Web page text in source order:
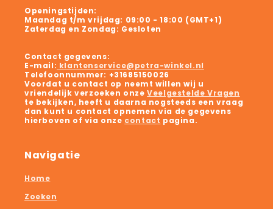
Openingstijden:
Maandag t/m vrijdag: 09:00 - 18:00 (GMT+1)
Zaterdag en Zondag: Gesloten
Contact gegevens:
E-mail: klantenservice@petra-winkel.nl
Telefoonnummer: +31685150026
Voordat u contact op neemt willen wij u
vriendelijk verzoeken onzeVeelgestelde Vragen
te bekijken, heeft u daarna nogsteeds een vraag
dan kunt u contact opnemen via de gegevens
hierboven of via onze contact pagina.
Navigatie
Home
Zoeken